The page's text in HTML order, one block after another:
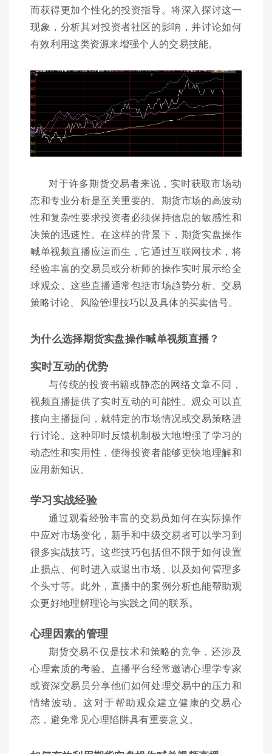
而获得更加个性化的投资指导。将深入探讨这一
现象，分析其对投资者社区的影响，并讨论如何
有效利用这类资源来增强个人的交易技能。
对于许多期货交易者来说，实时获取市场动
态和专业分析是至关重要的。期货市场的高波动
性和复杂性要求投资者必须保持信息的敏感性和
决策的迅速性。在这样的背景下，期货实盘操作
喊单视频直播应运而生，它通过互联网技术，将
经验丰富的交易员或分析师的操作实时展示给全
球观众。这些直播通常包括市场趋势分析、交易
策略讨论、风险管理技巧以及具体的买卖信号。
为什么选择期货实盘操作喊单视频直播？
实时互动的优势
与传统的投资书籍或静态的网络文章不同，
视频直播提供了实时互动的可能性。观众可以直
接向主播提问，就特定的市场情况或交易策略进
行讨论。这种即时反馈机制极大地增强了学习的
动态性和实用性，使得投资者能够更快地理解和
应用新知识。
学习实战经验
通过观看经验丰富的交易员如何在实际操作
中应对市场变化，新手和中级交易者可以学习到
很多实战技巧。这些技巧包括但不限于如何设置
止损点、何时进入或退出市场、以及如何管理多
个头寸等。此外，直播中的案例分析也能帮助观
众更好地理解理论与实践之间的联系。
心理因素的管理
期货交易不仅是技术和策略的竞争，还涉及
心理素质的考验。直播平台经常邀请心理学专家
或资深交易员分享他们如何处理交易中的压力和
情绪波动。这对于帮助观众建立健康的交易心
态，避免常见心理陷阱具有重要意义。